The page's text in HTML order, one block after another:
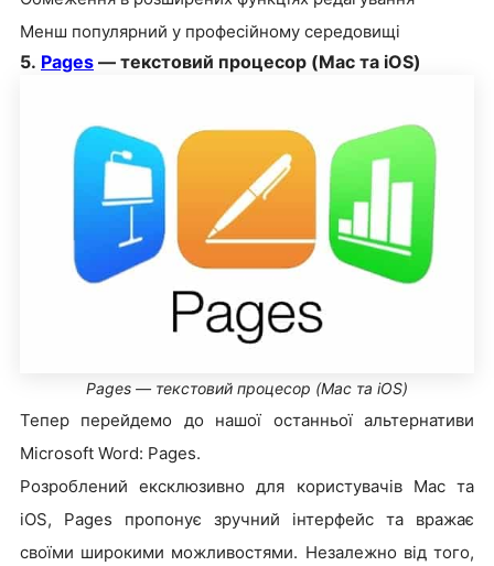
Менш популярний у професійному середовищі
5. Pages — текстовий процесор (Mac та iOS)
Pages — текстовий процесор (Mac та iOS)
Тепер перейдемо до нашої останньої альтернативи
Microsoft Word: Pages.
Розроблений ексклюзивно для користувачів Mac та
iOS, Pages пропонує зручний інтерфейс та вражає
своїми широкими можливостями. Незалежно від того,